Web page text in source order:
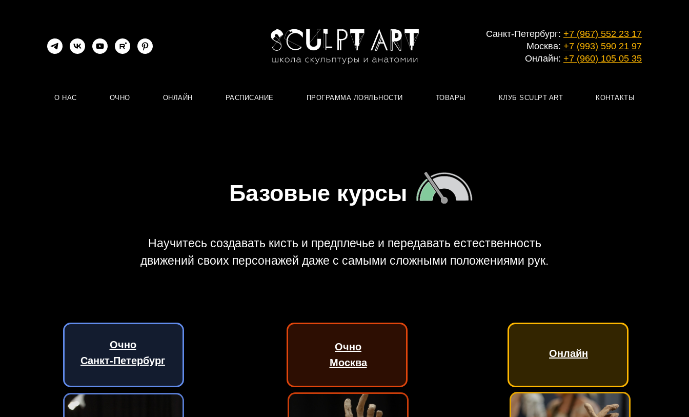
Санкт-Петербург: +7 (967) 552 23 17
Москва: +7 (993) 590 21 97
Онлайн: +7 (960) 105 05 35
О НАС ОЧНО ОНЛАЙН РАСПИСАНИЕ ПРОГРАММА ЛОЯЛЬНОСТИ ТОВАРЫ КЛУБ SCULPT ART КОНТАКТЫ
Научитесь создавать кисть и предплечье и передавать естественность
движений своих персонажей даже с самыми сложными положениями рук.
Онлайн
Очно
Санкт-Петербург
Очно
Москва
Базовые курсы